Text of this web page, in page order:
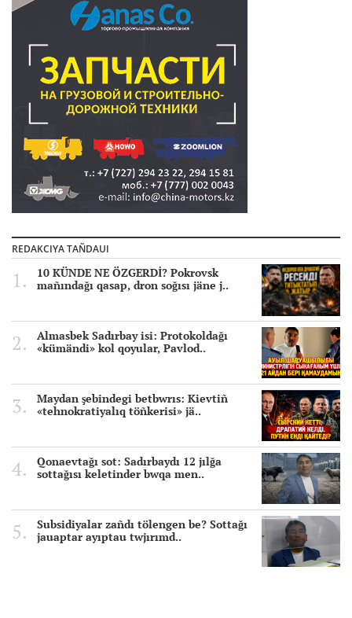
REDAKCIYA TAÑDAUI
10 KÜNDE NE ÖZGERDİ? Pokrovsk
mañındağı qasap, dron soğısı jäne j..
Almasbek Sadırbay isi: Protokoldağı
«kümändi» kol qoyular, Pavlod..
Maydan şebindegi betbwrıs: Kievtiñ
«tehnokratiyalıq töñkerisi» jä..
Qonaevtağı sot: Sadırbaydı 12 jılğa
sottağısı keletinder bwqa men..
Subsidiyalar zañdı tölengen be? Sottağı
jauaptar ayıptau twjırımd..